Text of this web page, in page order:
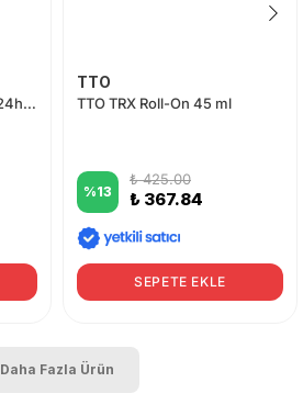
Babe Roll-on Deodorant 24h 50 ml
TTO
TTO TRX Roll-On 45 ml
%13
₺ 425.00
₺ 367.84
SEPETE EKLE
Daha Fazla Ürün